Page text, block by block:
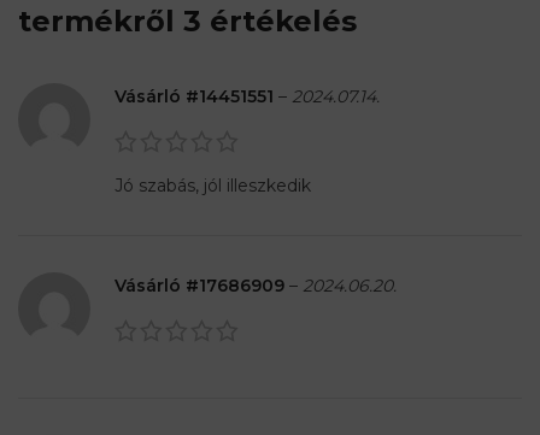
termékről 3 értékelés
Vásárló #14451551 – 2024.07.14.
Jó szabás, jól illeszkedik
Vásárló #17686909 – 2024.06.20.